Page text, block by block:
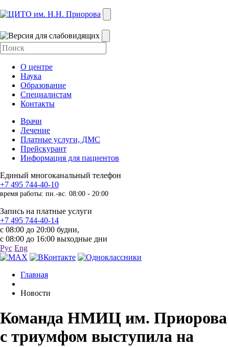
О центре
Наука
Образование
Специалистам
Контакты
Врачи
Лечение
Платные услуги, ДМС
Прейскурант
Информация для пациентов
Единый многоканальный телефон
+7 495 744-40-10
время работы: пн.-вс. 08:00 - 20:00
Запись на платные услуги
+7 495 744-40-14
с 08:00 до 20:00 будни,
с 08:00 до 16:00 выходные дни
Рус Eng
Главная
Новости
Команда НМИЦ им. Приорова
с триумфом выступила на